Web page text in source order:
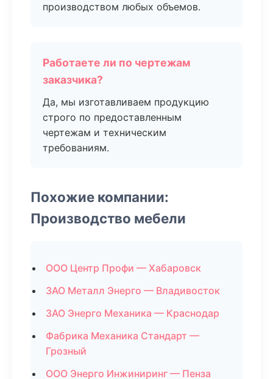
производством любых объемов.
Работаете ли по чертежам
заказчика?
Да, мы изготавливаем продукцию
строго по предоставленным
чертежам и техническим
требованиям.
Похожие компании:
Производство мебели
ООО Центр Профи — Хабаровск
ЗАО Металл Энерго — Владивосток
ЗАО Энерго Механика — Краснодар
Фабрика Механика Стандарт —
Грозный
ООО Энерго Инжиниринг — Пенза